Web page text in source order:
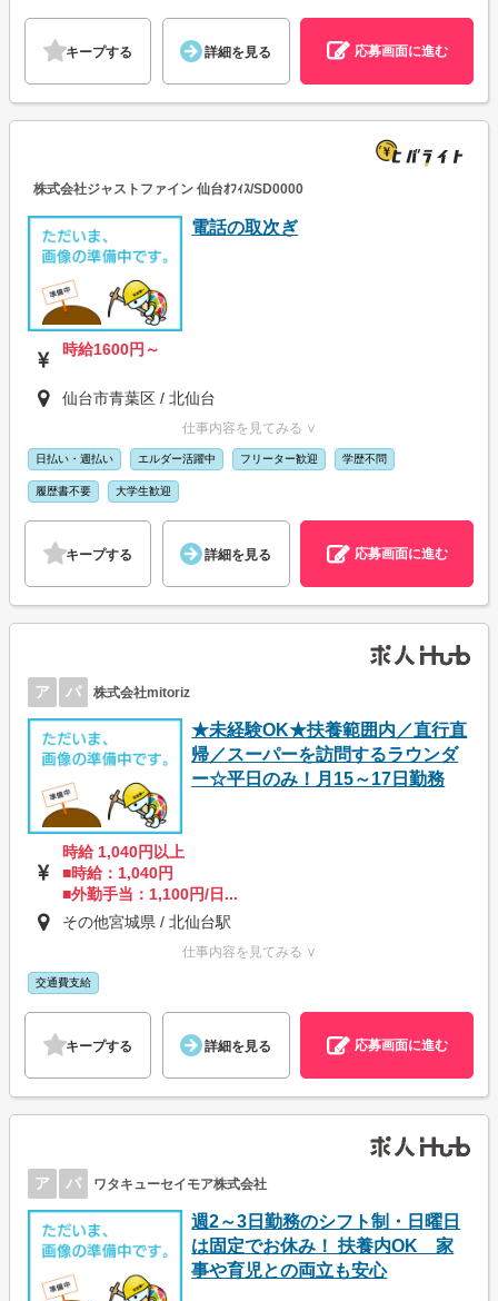
キープする 詳細を見る 応募画面に進む
株式会社ジャストファイン 仙台ｵﾌｨｽ/SD0000
電話の取次ぎ
時給1600円～
仙台市青葉区 / 北仙台
仕事内容を見てみる ∨
日払い・週払い エルダー活躍中 フリーター歓迎 学歴不問
履歴書不要 大学生歓迎
キープする 詳細を見る 応募画面に進む
ア パ 株式会社mitoriz
★未経験OK★扶養範囲内／直行直
帰／スーパーを訪問するラウンダ
ー☆平日のみ！月15～17日勤務
時給 1,040円以上
■時給：1,040円
■外勤手当：1,100円/日...
その他宮城県 / 北仙台駅
仕事内容を見てみる ∨
交通費支給
キープする 詳細を見る 応募画面に進む
ア パ ワタキューセイモア株式会社
週2～3日勤務のシフト制・日曜日
は固定でお休み！ 扶養内OK 家
事や育児との両立も安心